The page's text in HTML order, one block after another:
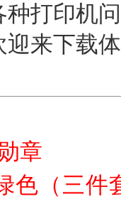
打印机
迎来下载
章
色（三件